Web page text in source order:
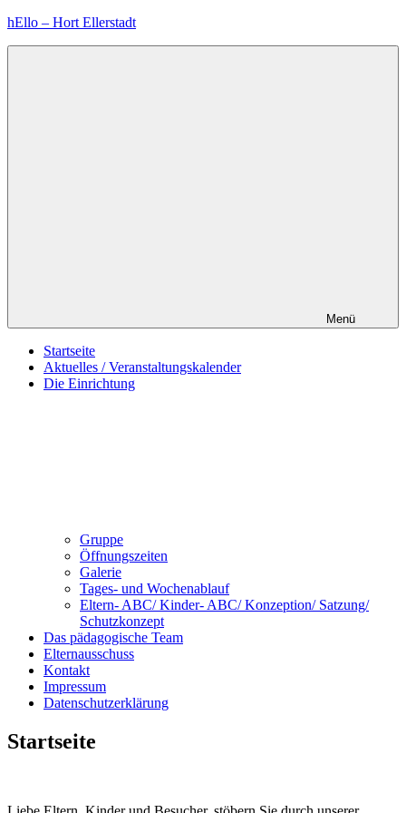
Zum
hEllo – Hort Ellerstadt
Menü
Startseite
Aktuelles / Veranstaltungskalender
Die Einrichtung
Gruppe
Öffnungszeiten
Galerie
Tages- und Wochenablauf
Eltern- ABC/ Kinder- ABC/ Konzeption/ Satzung/
Schutzkonzept
Das pädagogische Team
Elternausschuss
Kontakt
Impressum
Datenschutzerklärung
Startseite